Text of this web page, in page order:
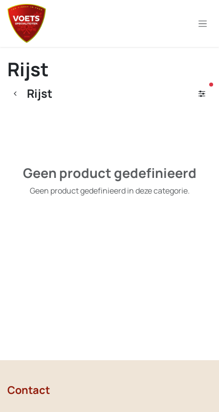
Overslaan naar inhoud
Rijst
Rijst
Geen product gedefinieerd
Geen product gedefinieerd in deze categorie.
Contact